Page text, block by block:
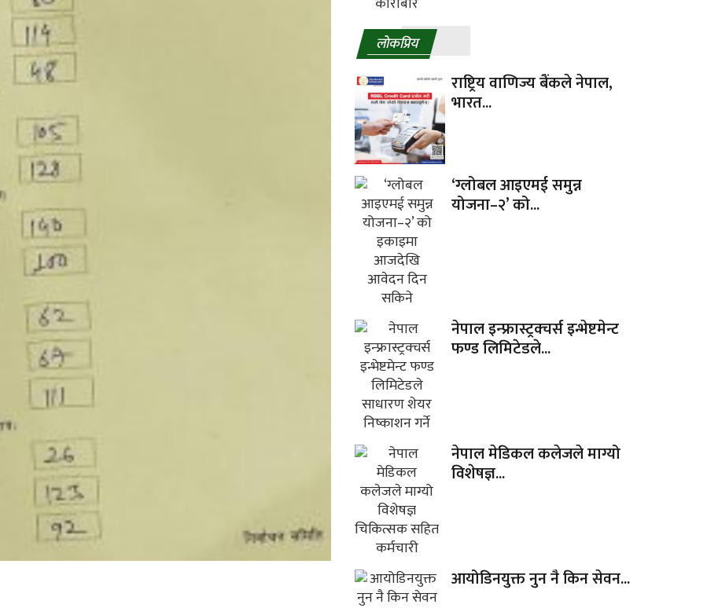
लाेकप्रिय
राष्ट्रिय वाणिज्य बैंकले नेपाल,
भारत...
‘ग्लोबल आइएमई समुन्न
योजना–२’ को...
नेपाल इन्फ्रास्ट्रक्चर्स इन्भेष्टमेन्ट
फण्ड लिमिटेडले...
नेपाल मेडिकल कलेजले माग्यो
विशेषज्ञ...
आयोडिनयुक्त नुन नै किन सेवन...